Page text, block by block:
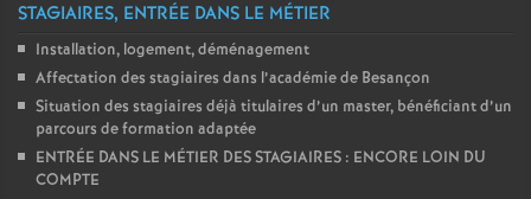
STAGIAIRES, ENTRÉE DANS LE MÉTIER
Installation, logement, déménagement
Affectation des stagiaires dans l’académie de Besançon
Situation des stagiaires déjà titulaires d’un master, bénéficiant d’un
parcours de formation adaptée
ENTRÉE DANS LE MÉTIER DES STAGIAIRES : ENCORE LOIN DU
COMPTE